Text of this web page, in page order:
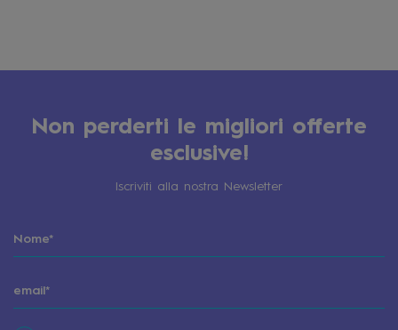
Non perderti le migliori offerte
esclusive!
Iscriviti alla nostra Newsletter